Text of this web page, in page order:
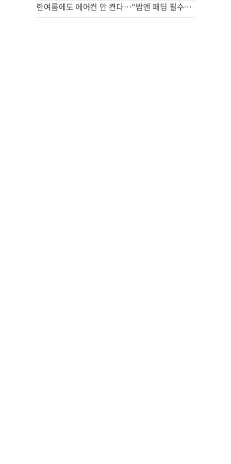
한여름에도 에어컨 안 켠다…“밤엔 패딩 필수” 냉방도시 어디